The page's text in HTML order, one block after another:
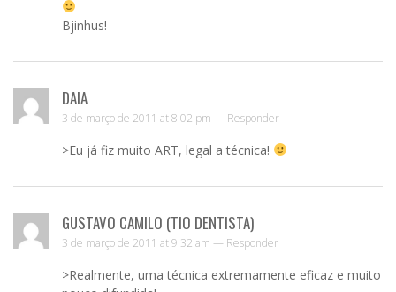
Bjinhus!
DAIA
3 de março de 2011 at 8:02 pm — Responder
>Eu já fiz muito ART, legal a técnica!
GUSTAVO CAMILO (TIO DENTISTA)
3 de março de 2011 at 9:32 am — Responder
>Realmente, uma técnica extremamente eficaz e muito